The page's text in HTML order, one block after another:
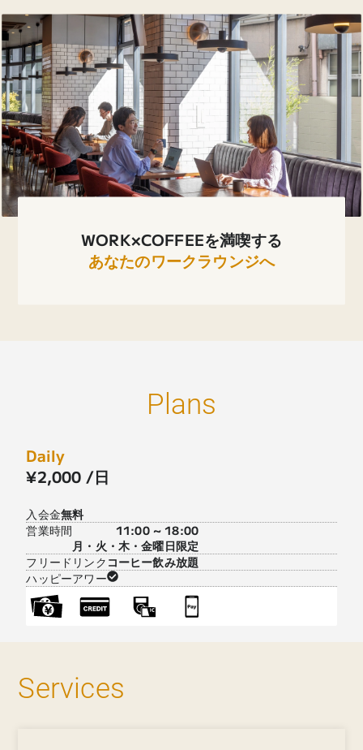
WORK×COFFEEを満喫する
あなたのワークラウンジへ
Plans
Daily
¥2,000 /日
入会金無料
営業時間
11:00 ~ 18:00
月・火・木・金曜日限定
フリードリンク コーヒー飲み放題
ハッピーアワー
Services